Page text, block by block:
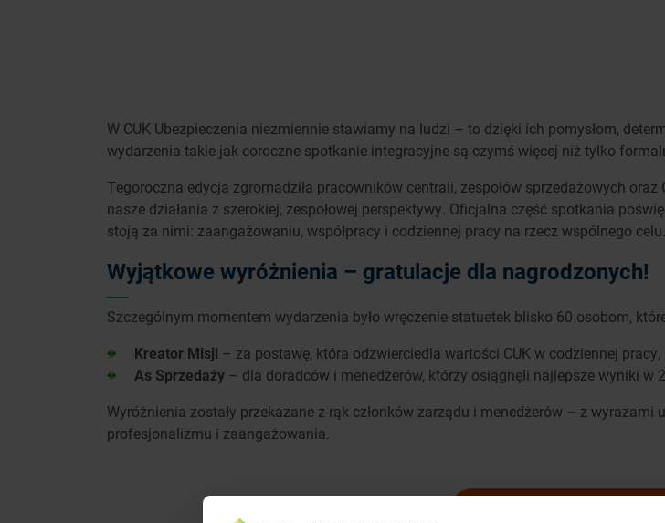
W CUK Ubezpieczenia niezmiennie stawiamy na ludzi – to dzięki ich pomysłom,
wydarzenia takie jak coroczne spotkanie integracyjne są czymś więcej niż tylko
Tegoroczna edycja zgromadziła pracowników centrali, zespołów sprzedażowych
nasze działania z szerokiej, zespołowej perspektywy. Oficjalna część spotkania
stoją za nimi: zaangażowaniu, współpracy i codziennej pracy na rzecz wspólnego celu.
Wyjątkowe wyróżnienia – gratulacje dla nagrodzonych!
Szczególnym momentem wydarzenia było wręczenie statuetek blisko 60 osobom,
Kreator Misji – za postawę, która odzwierciedla wartości CUK w codziennej pracy,
As Sprzedaży – dla doradców i menedżerów, którzy osiągnęli najlepsze wyniki w
Wyróżnienia zostały przekazane z rąk członków zarządu i menedżerów – z
profesjonalizmu i zaangażowania.